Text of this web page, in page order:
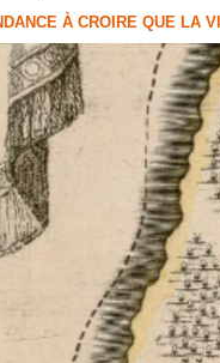
À CROIRE QUE LA